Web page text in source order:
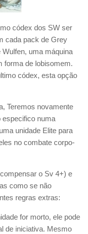
códex dos SW ser
cada pack de Grey
uma máquina
forma de lobisomem.
códex, esta opção
Teremos novamente
numa
unidade Elite para
no combate corpo-
o Sv 4+) e
como se não
regras extras:
for morto, ele pode
de iniciativa. Mesmo